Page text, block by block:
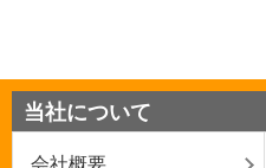
当社について
会社概要